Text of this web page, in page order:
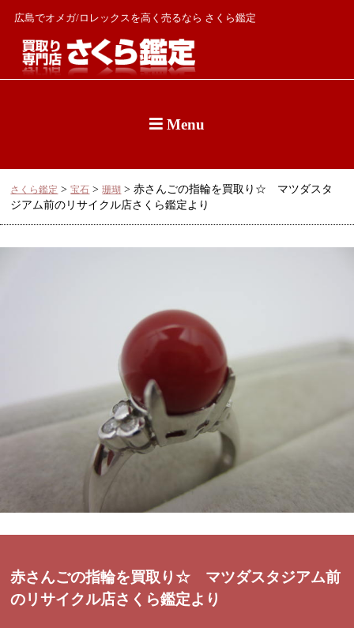
広島でオメガ/ロレックスを高く売るなら さくら鑑定
Menu
さくら鑑定 >宝石 >珊瑚 >赤さんごの指輪を買取り☆ マツダスタ
ジアム前のリサイクル店さくら鑑定より
赤さんごの指輪を買取り☆ マツダスタジアム前
のリサイクル店さくら鑑定より